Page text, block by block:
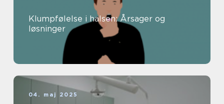
Klumpfølelse i halsen: Årsager og
løsninger
04. maj 2025